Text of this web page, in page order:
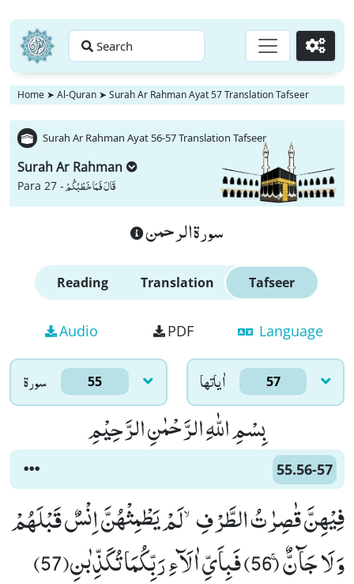
Search Go
Home ➤ Al-Quran ➤ Surah Ar Rahman Ayat 57 Translation Tafseer
Surah Ar Rahman Ayat 56-57 Translation Tafseer
Surah Ar Rahman
Para 27 -قَالَ فَمَا خَطْبُكُمْ
سورة الرحمن
Reading Translation Tafseer
Audio PDF Language
سورۃ 55 اٰياتها 57
بِسْمِ اللّٰهِ الرَّحْمٰنِ الرَّحِیْمِ
55.56-57
فِیْهِنَّ قٰصِرٰتُ الطَّرْفِۙ-لَمْ یَطْمِثْهُنَّ اِنْسٌ قَبْلَهُمْ
وَ لَا جَآنٌّۚ (56) فَبِاَیِّ اٰلَآءِ رَبِّكُمَا تُكَذِّبٰنِ(57)